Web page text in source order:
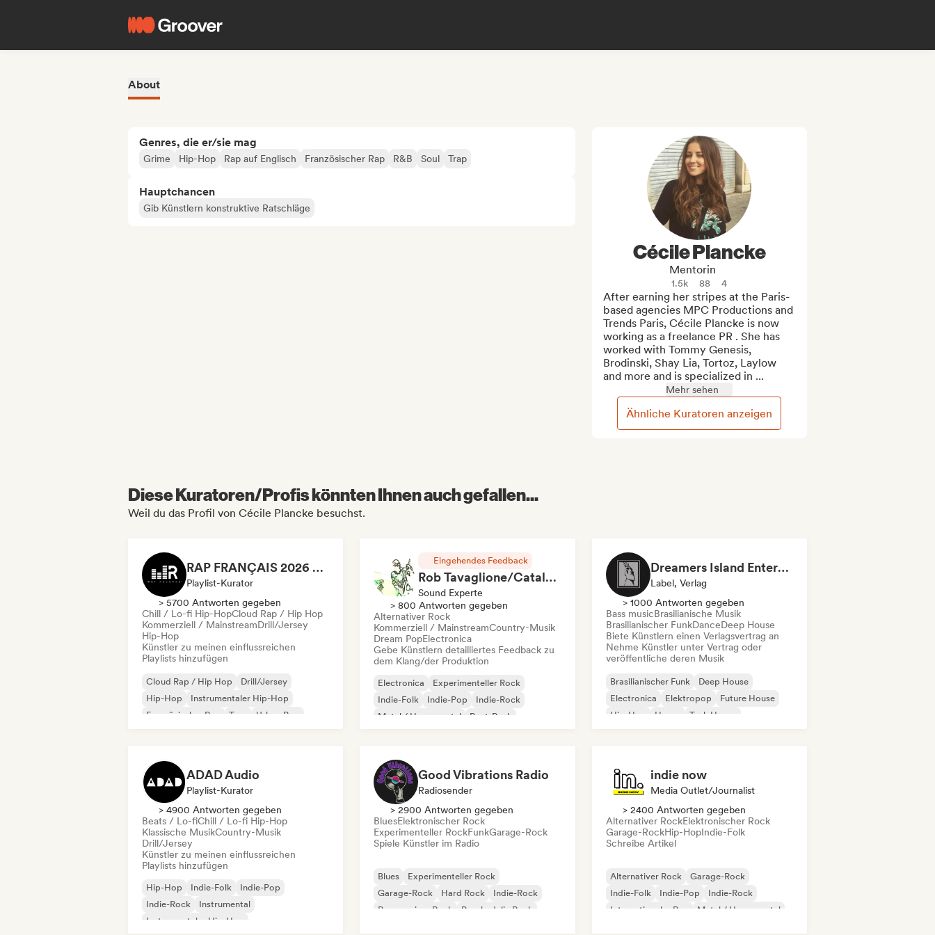
About
Genres, die er/sie mag
Grime Hip-Hop Rap auf Englisch Französischer Rap R&B Soul Trap
Hauptchancen
Gib Künstlern konstruktive Ratschläge
Cécile Plancke
Mentorin
1.5k 88 4
After earning her stripes at the Paris-
based agencies MPC Productions and
Trends Paris, Cécile Plancke is now
working as a freelance PR . She has
worked with Tommy Genesis,
Brodinski, Shay Lia, Tortoz, Laylow
and more and is specialized in ...
Mehr sehen
Ähnliche Kuratoren anzeigen
Diese Kuratoren/Profis könnten Ihnen auch gefallen...
Weil du das Profil von Cécile Plancke besuchst.
RAP FRANÇAIS 2026 🔥🇫🇷 (Way Records)
Playlist-Kurator
> 5700 Antworten gegeben
Chill / Lo-fi Hip-HopCloud Rap / Hip Hop
Kommerziell / MainstreamDrill/Jersey
Hip-Hop
Künstler zu meinen einflussreichen
Playlists hinzufügen
Cloud Rap / Hip Hop
Drill/Jersey
Hip-Hop
Instrumentaler Hip-Hop
Französischer Rap
Trap
Urban Pop
Eingehendes Feedback
Rob Tavaglione/Catalyst Recording
Sound Experte
> 800 Antworten gegeben
Alternativer Rock
Kommerziell / MainstreamCountry-Musik
Dream PopElectronica
Gebe Künstlern detailliertes Feedback zu
dem Klang/der Produktion
Electronica
Experimenteller Rock
Indie-Folk
Indie-Pop
Indie-Rock
Metal / Heavy metal
Post-Punk
Dreamers Island Entertainment
Label, Verlag
> 1000 Antworten gegeben
Bass musicBrasilianische Musik
Brasilianischer FunkDanceDeep House
Biete Künstlern einen Verlagsvertrag an
Nehme Künstler unter Vertrag oder
veröffentliche deren Musik
Brasilianischer Funk
Deep House
Electronica
Elektropop
Future House
Hip-Hop
House Tech House
ADAD Audio
Playlist-Kurator
> 4900 Antworten gegeben
Beats / Lo-fiChill / Lo-fi Hip-Hop
Klassische MusikCountry-Musik
Drill/Jersey
Künstler zu meinen einflussreichen
Playlists hinzufügen
Hip-Hop Indie-Folk
Indie-Pop
Indie-Rock
Instrumental
Instrumentaler Hip-Hop
Good Vibrations Radio
Radiosender
> 2900 Antworten gegeben
BluesElektronischer Rock
Experimenteller RockFunkGarage-Rock
Spiele Künstler im Radio
Blues
Experimenteller Rock
Garage-Rock
Hard Rock
Indie-Rock
Progressiver Rock
Psychedelic Rock
indie now
Media Outlet/Journalist
> 2400 Antworten gegeben
Alternativer RockElektronischer Rock
Garage-RockHip-HopIndie-Folk
Schreibe Artikel
Alternativer Rock
Garage-Rock
Indie-Folk
Indie-Pop
Indie-Rock
Internationaler Rap
Metal / Heavy metal